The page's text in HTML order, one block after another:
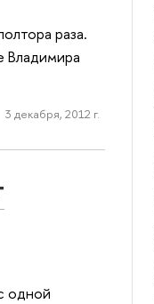
раза.
Владимира
3 декабря, 2012 г.
одной